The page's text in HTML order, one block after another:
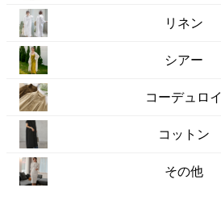
リネン
シアー
コーデュロイ
コットン
その他